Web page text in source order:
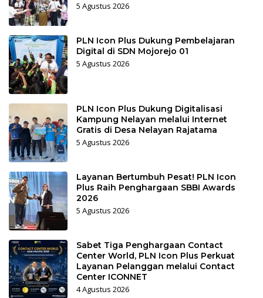
5 Agustus 2026
PLN Icon Plus Dukung Pembelajaran
Digital di SDN Mojorejo 01
5 Agustus 2026
PLN Icon Plus Dukung Digitalisasi
Kampung Nelayan melalui Internet
Gratis di Desa Nelayan Rajatama
5 Agustus 2026
Layanan Bertumbuh Pesat! PLN Icon
Plus Raih Penghargaan SBBI Awards
2026
5 Agustus 2026
Sabet Tiga Penghargaan Contact
Center World, PLN Icon Plus Perkuat
Layanan Pelanggan melalui Contact
Center ICONNET
4 Agustus 2026